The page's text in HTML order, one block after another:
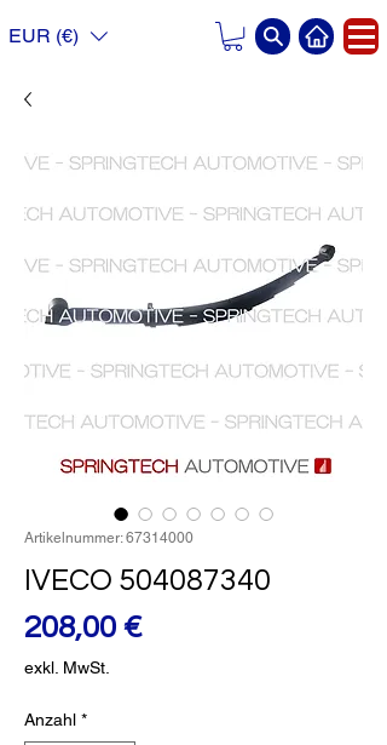
EUR (€)
Artikelnummer: 67314000
IVECO 504087340
208,00 €Preis
exkl. MwSt.
Anzahl *